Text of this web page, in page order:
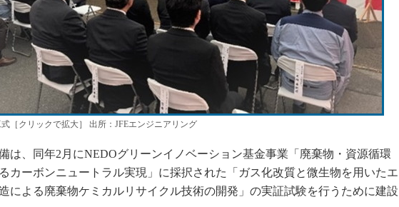
［クリックで拡大］ 出所：JFEエンジニアリング
は、同年2月にNEDOグリーンイノベーション基金事業「廃棄物・資源循環
カーボンニュートラル実現」に採択された「ガス化改質と微生物を用いたエ
による廃棄物ケミカルリサイクル技術の開発」の実証試験を行うために建設